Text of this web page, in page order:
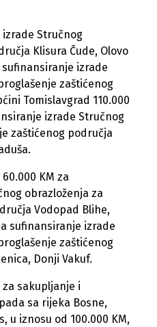
Stručnog
Klisura Čude, Olovo
sufinansiranje izrade
zaštićenog
Tomislavgrad 110.000
izrade Stručnog
zaštićenog područja
KM za
obrazloženja za
Vodopad Blihe,
sufinansiranje izrade
zaštićenog
Donji Vakuf.
sakupljanje i
sa rijeka Bosne,
u iznosu od 100.000 KM,